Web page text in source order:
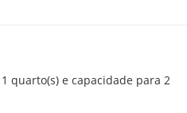
quarto(s) e capacidade para 2